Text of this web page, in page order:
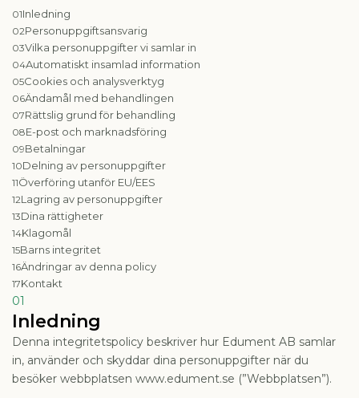
01Inledning
02Personuppgiftsansvarig
03Vilka personuppgifter vi samlar in
04Automatiskt insamlad information
05Cookies och analysverktyg
06Ändamål med behandlingen
07Rättslig grund för behandling
08E-post och marknadsföring
09Betalningar
10Delning av personuppgifter
11Överföring utanför EU/EES
12Lagring av personuppgifter
13Dina rättigheter
14Klagomål
15Barns integritet
16Ändringar av denna policy
17Kontakt
01
Inledning
Denna integritetspolicy beskriver hur Edument AB samlar
in, använder och skyddar dina personuppgifter när du
besöker webbplatsen www.edument.se (”Webbplatsen”).